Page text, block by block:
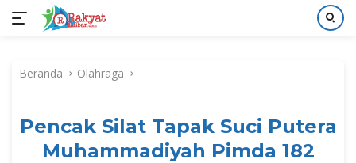
kontenBeranda Olahraga
Pencak Silat Tapak Suci Putera
Muhammadiyah Pimda 182